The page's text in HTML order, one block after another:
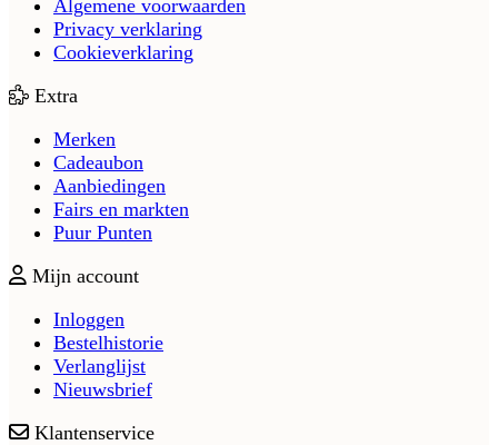
Algemene voorwaarden
Privacy verklaring
Cookieverklaring
Extra
Merken
Cadeaubon
Aanbiedingen
Fairs en markten
Puur Punten
Mijn account
Inloggen
Bestelhistorie
Verlanglijst
Nieuwsbrief
Klantenservice